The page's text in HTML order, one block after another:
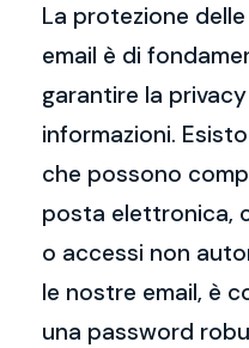
La protezione
email è di
garantire la
informazioni.
che possono
posta elettronica,
o accessi non
le nostre email, è
una password